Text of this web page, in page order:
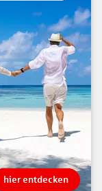
hier entdecken